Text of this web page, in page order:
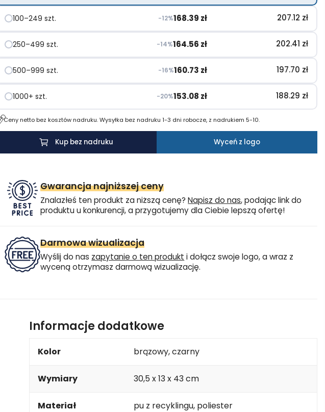
100–249 szt. −12%168.39 zł 207.12 zł
250–499 szt. −14%164.56 zł 202.41 zł
500–999 szt. −16%160.73 zł 197.70 zł
1000+ szt. −20%153.08 zł 188.29 zł
Ceny netto bez kosztów nadruku. Wysyłka bez nadruku 1-3 dni robocze, z nadrukiem 5-10.
Kup bez nadruku Wyceń z logo
Gwarancja najniższej ceny
Znalazłeś ten produkt za niższą cenę?Napisz do nas, podając link do
produktu u konkurencji, a przygotujemy dla Ciebie lepszą ofertę!
Darmowa wizualizacja
Wyślij do nas zapytanie o ten produkt i dołącz swoje logo, a wraz z
wyceną otrzymasz darmową wizualizację.
Informacje dodatkowe
Kolor brązowy, czarny
Wymiary 30,5 x 13 x 43 cm
Materiał pu z recyklingu, poliester